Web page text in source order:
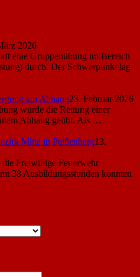
2026
eine Gruppenübung im Bereich
durch. Der Schwerpunkt lag
am Abhang23. Februar 2026
wurde die Rettung einer
Abhang geübt. Als …
Mitte in Peißenberg13.
Freiwillige Feuerwehr
38 Ausbildungsstunden konnten